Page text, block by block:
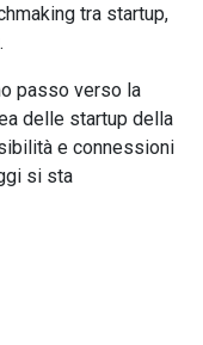
tra startup,
passo verso la
delle startup della
e connessioni
si sta